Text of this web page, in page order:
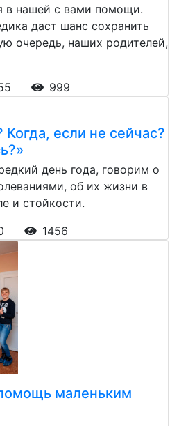
в нашей с вами помощи.
даст шанс сохранить
очередь, наших родителей,
999
если не сейчас?
день года, говорим о
об их жизни в
и стойкости.
1456
маленьким